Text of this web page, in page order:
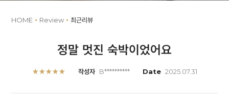
HOME Review 최근리뷰
정말 멋진 숙박이었어요
★★★★★ 작성자 B********** Date 2025.07.31